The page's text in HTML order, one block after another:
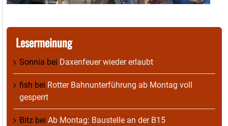
Lesermeinung
Sonnia bei Daxenfeuer wieder erlaubt
fish bei Rotter Bahnunterführung ab Montag voll
gesperrt
Bitz bei Ab Montag: Baustelle an der B15